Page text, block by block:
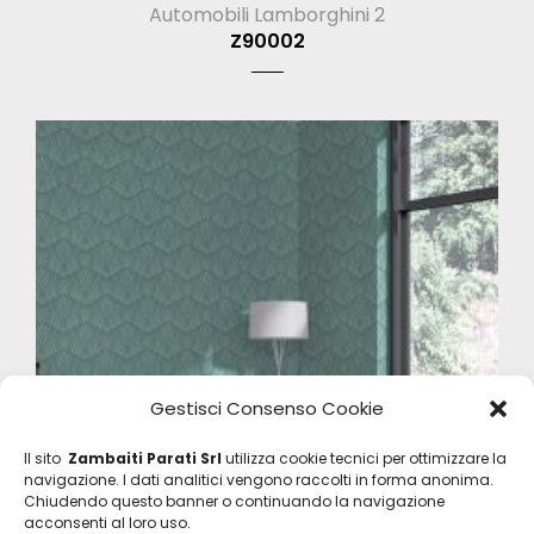
Gestisci Consenso Cookie
Il sito Zambaiti Parati Srl utilizza cookie tecnici per ottimizzare la
navigazione. I dati analitici vengono raccolti in forma anonima.
Chiudendo questo banner o continuando la navigazione
acconsenti al loro uso.
Automobili Lamborghini 2
Z90002